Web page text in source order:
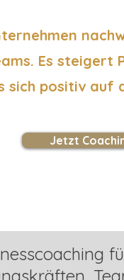
Es
sich positiv auf
Jetzt